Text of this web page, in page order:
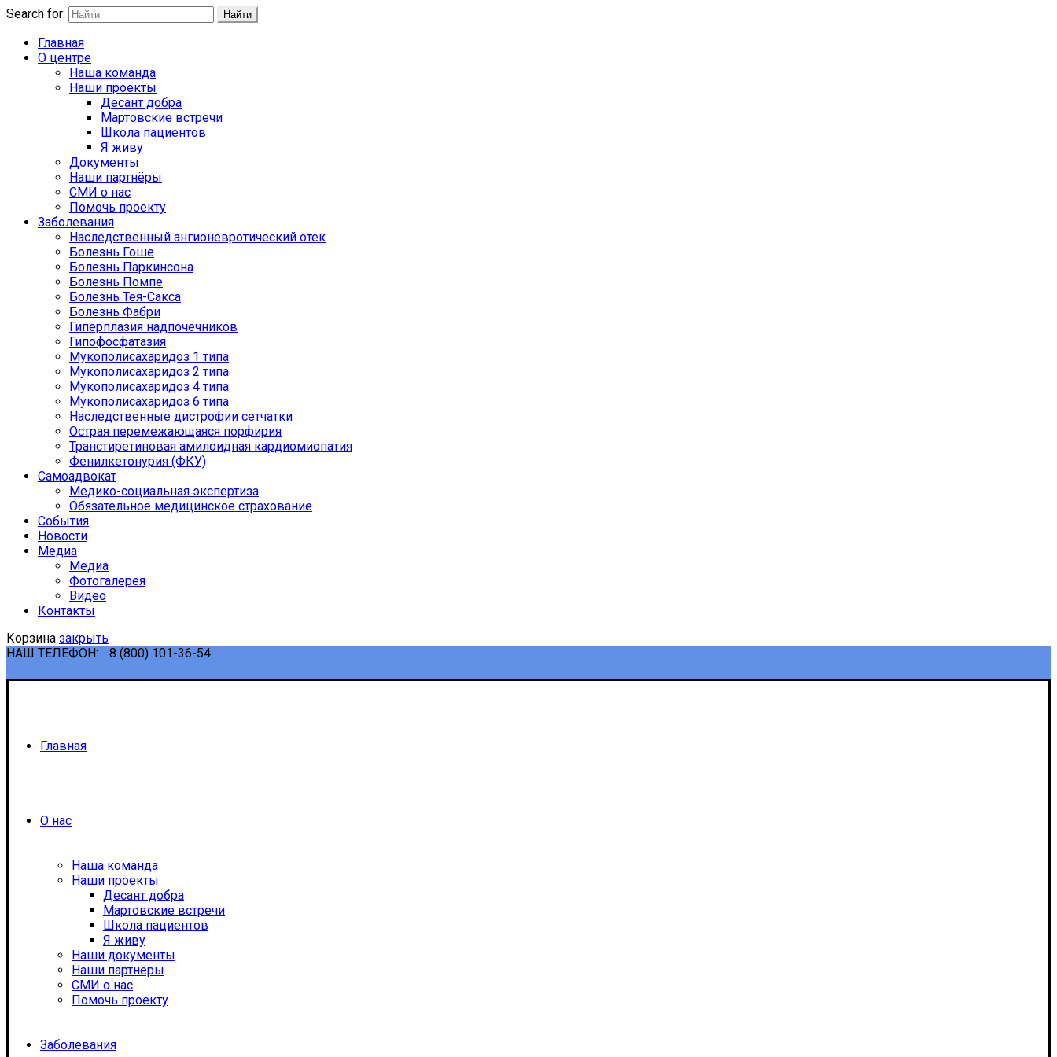
Search for: Найти
Главная
О центре
Наша команда
Наши проекты
Десант добра
Мартовские встречи
Школа пациентов
Я живу
Документы
Наши партнёры
СМИ о нас
Помочь проекту
Заболевания
Наследственный ангионевротический отек
Болезнь Гоше
Болезнь Паркинсона
Болезнь Помпе
Болезнь Тея-Сакса
Болезнь Фабри
Гиперплазия надпочечников
Гипофосфатазия
Мукополисахаридоз 1 типа
Мукополисахаридоз 2 типа
Мукополисахаридоз 4 типа
Мукополисахаридоз 6 типа
Наследственные дистрофии сетчатки
Острая перемежающаяся порфирия
Транстиретиновая амилоидная кардиомиопатия
Фенилкетонурия (ФКУ)
Самоадвокат
Медико-социальная экспертиза
Обязательное медицинское страхование
События
Новости
Медиа
Медиа
Фотогалерея
Видео
Контакты
Корзина закрыть
НАШ ТЕЛЕФОН:
8 (800) 101-36-54
Главная
О нас
Наша команда
Наши проекты
Десант добра
Мартовские встречи
Школа пациентов
Я живу
Наши документы
Наши партнёры
СМИ о нас
Помочь проекту
Заболевания